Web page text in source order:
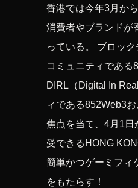
香港では今年3月か
消費者やブランドが
っている。 ブロッ
コミュニティである
DIRL（Digital In
ィである852Web3
焦点を当て、4月1
受できるHONG
簡単かつゲーミフィ
をもたらす！